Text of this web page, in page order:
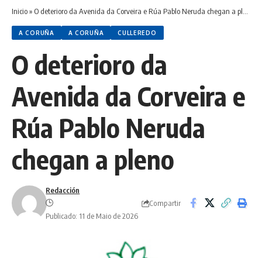
Inicio» O deterioro da Avenida da Corveira e Rúa Pablo Neruda chegan a pleno
A CORUÑA A CORUÑA CULLEREDO
O deterioro da
Avenida da Corveira e
Rúa Pablo Neruda
chegan a pleno
Redacción
Publicado: 11 de Maio de 2026
Compartir